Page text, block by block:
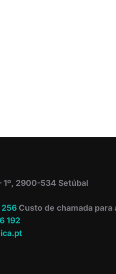
1º, 2900-534 Setúbal
256Custo de chamada para
192